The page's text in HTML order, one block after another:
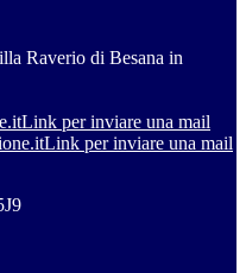
Raverio di Besana in
Link per inviare una mail
Link per inviare una mail